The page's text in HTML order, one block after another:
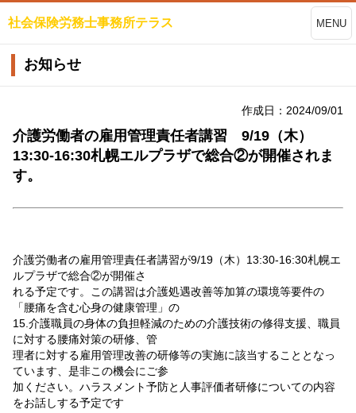
社会保険労務士事務所テラス MENU
お知らせ
作成日：2024/09/01
介護労働者の雇用管理責任者講習 9/19（木）
13:30-16:30札幌エルプラザで総合②が開催されま
す。
介護労働者の雇用管理責任者講習が9/19（木）13:30-16:30札幌エ
ルプラザで総合②が開催さ
れる予定です。この講習は介護処遇改善等加算の環境等要件の
「腰痛を含む心身の健康管理」の
15.介護職員の身体の負担軽減のための介護技術の修得支援、職員
に対する腰痛対策の研修、管
理者に対する雇用管理改善の研修等の実施に該当することとなっ
ています、是非この機会にご参
加ください。ハラスメント予防と人事評価者研修についての内容
をお話しする予定です